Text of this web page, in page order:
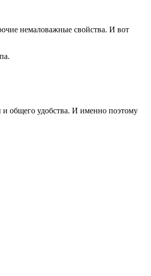
немаловажные свойства. И вот
и общего удобства. И именно поэтому